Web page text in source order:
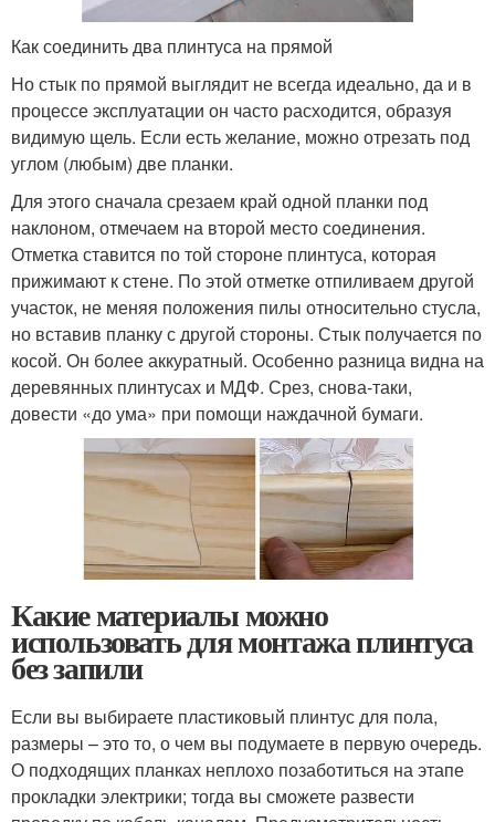
Как соединить два плинтуса на прямой
Но стык по прямой выглядит не всегда идеально, да и в
процессе эксплуатации он часто расходится, образуя
видимую щель. Если есть желание, можно отрезать под
углом (любым) две планки.
Для этого сначала срезаем край одной планки под
наклоном, отмечаем на второй место соединения.
Отметка ставится по той стороне плинтуса, которая
прижимают к стене. По этой отметке отпиливаем другой
участок, не меняя положения пилы относительно стусла,
но вставив планку с другой стороны. Стык получается по
косой. Он более аккуратный. Особенно разница видна на
деревянных плинтусах и МДФ. Срез, снова-таки,
довести «до ума» при помощи наждачной бумаги.
Какие материалы можно
использовать для монтажа плинтуса
без запили
Если вы выбираете пластиковый плинтус для пола,
размеры – это то, о чем вы подумаете в первую очередь.
О подходящих планках неплохо позаботиться на этапе
прокладки электрики; тогда вы сможете развести